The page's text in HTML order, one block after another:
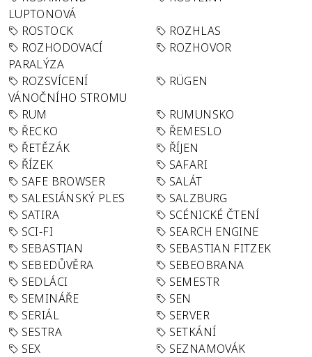
LUPTONOVÁ
ROSTOCK
ROZHLAS
ROZHODOVACÍ
PARALÝZA
ROZHOVOR
ROZSVÍCENÍ
VÁNOČNÍHO STROMU
RÜGEN
RUM
RUMUNSKO
ŘECKO
ŘEMESLO
ŘETĚZÁK
ŘÍJEN
ŘÍZEK
SAFARI
SAFE BROWSER
SALÁT
SALESIÁNSKÝ PLES
SALZBURG
SATIRA
SCÉNICKÉ ČTENÍ
SCI-FI
SEARCH ENGINE
SEBASTIAN
SEBASTIAN FITZEK
SEBEDŮVĚRA
SEBEOBRANA
SEDLÁCI
SEMESTR
SEMINÁŘE
SEN
SERIÁL
SERVER
SESTRA
SETKÁNÍ
SEX
SEZNAMOVÁK